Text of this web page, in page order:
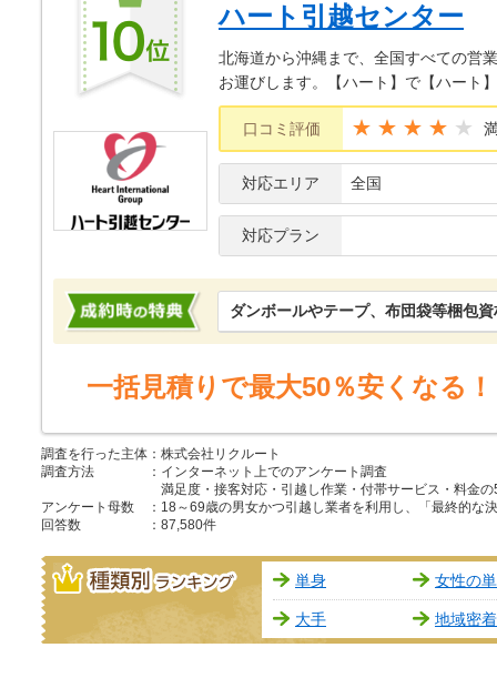
ハート引越センター
北海道から沖縄まで、全国すべての営
お運びします。【ハート】で【ハート
口コミ評価 ★★★★
対応エリア 全国
対応プラン
ダンボールやテープ、布団袋等梱包
一括見積りで最大50％安くなる！
調査を行った主体 ： 株式会社リクルート
調査方法
： インターネット上でのアンケート調査
満足度・接客対応・引越し作業・付帯サービス・料金
アンケート母数
： 18～69歳の男女かつ引越し業者を利用し、「最終的な
回答数
： 87,580件
種類別ランキング
単身 女性の
大手 地域密着